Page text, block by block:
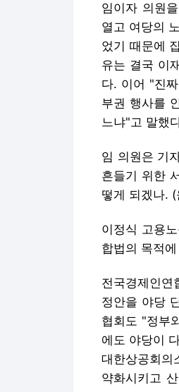
임이자 의원
열고 여당의
었기 때문에
유는 결국 이
다. 이어 "진
부권 행사를
느냐"고 말했
임 의원은 기
흔들기 위한
떻게 되겠나.
이정식 고용
합법의 목적
전국경제인연
정안을 야당
협회도 "정부
에도 야당이
대한상공회
약화시키고